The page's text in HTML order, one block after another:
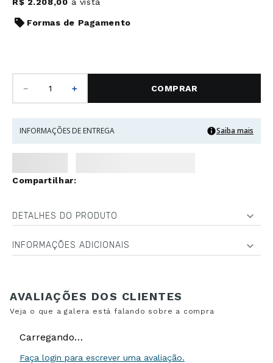
Formas de Pagamento
＋
－ COMPRAR
INFORMAÇÕES DE ENTREGA Saiba mais
DETALHES DO PRODUTO
INFORMAÇÕES ADICIONAIS
Carregando…
Faça login para escrever uma avaliação.